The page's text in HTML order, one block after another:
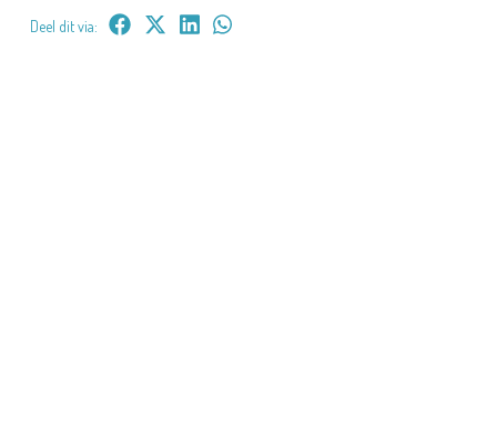
Deel dit via: